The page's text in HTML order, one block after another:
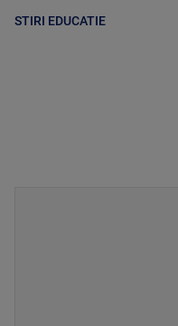
STIRI EDUCATIE